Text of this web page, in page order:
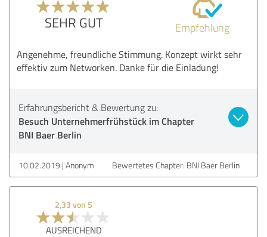
SEHR GUT Empfehlung
Angenehme, freundliche Stimmung. Konzept wirkt sehr
effektiv zum Networken. Danke für die Einladung!
Erfahrungsbericht & Bewertung zu:
Besuch Unternehmerfrühstück im Chapter
BNI Baer Berlin
10.02.2019 Anonym Bewertetes Chapter: BNI Baer Berlin
2,33 von 5
AUSREICHEND